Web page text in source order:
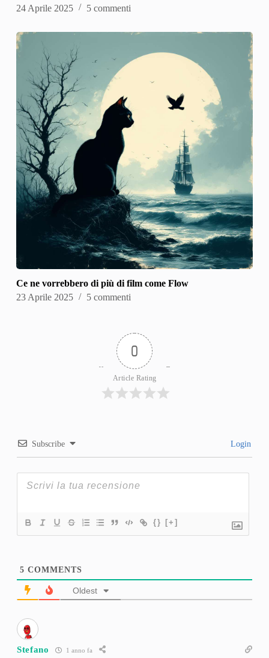
24 Aprile 2025
5 commenti
Ce ne vorrebbero di più di film come Flow
23 Aprile 2025
5 commenti
0
Article Rating
Subscribe Login
{} [+]
5 COMMENTS
Oldest
Stefano 1 anno fa